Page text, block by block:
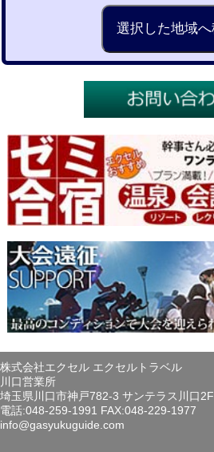
株式会社エクセル エクセルトラベル
川口営業所
埼玉県川口市神戸782-3 サンテラス川口2F
電話:048-259-1991 FAX:048-229-1977
info@gasyukuguide.com